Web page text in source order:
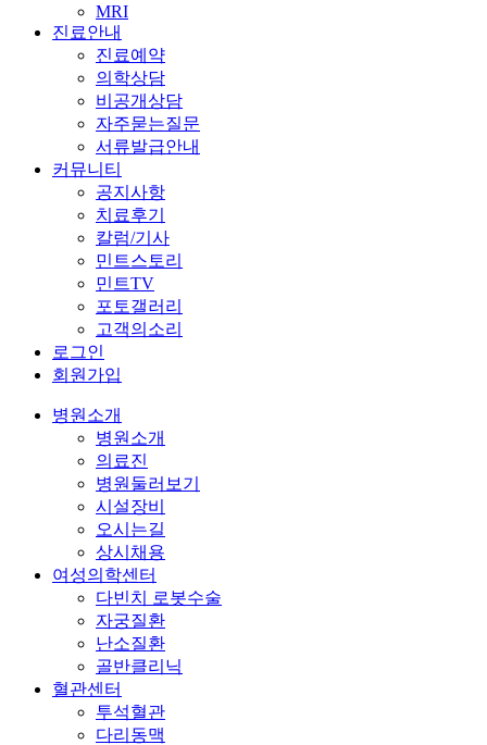
MRI
진료안내
진료예약
의학상담
비공개상담
자주묻는질문
서류발급안내
커뮤니티
공지사항
치료후기
칼럼/기사
민트스토리
민트TV
포토갤러리
고객의소리
로그인
회원가입
병원소개
병원소개
의료진
병원둘러보기
시설장비
오시는길
상시채용
여성의학센터
다빈치 로봇수술
자궁질환
난소질환
골반클리닉
혈관센터
투석혈관
다리동맥